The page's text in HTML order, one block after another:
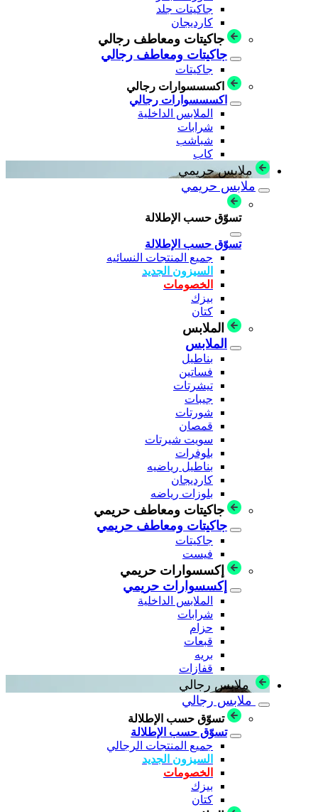
جاكيتات جلد
كارديجان
جاكيتات ومعاطف رجالي
جاكيتات ومعاطف رجالي
جاكيتات
اكسسسوارات رجالي
اكسسسوارات رجالي
الملابس الداخلية
شرابات
شباشب
كاب
ملابس حريمي
ملابس حريمي
تسوّق حسب الإطلالة
تسوّق حسب الإطلالة
جميع المنتجات النسائيه
السيزون الجديد
الخصومات
بيزك
كتان
الملابس
الملابس
بناطيل
فساتين
تيشرتات
جيبات
شورتات
قمصان
سويت شيرتات
بلوفرات
بناطيل رياضيه
كارديجان
بلوزات رياضه
جاكيتات ومعاطف حريمي
جاكيتات ومعاطف حريمي
جاكيتات
فيست
إكسسوارات حريمي
إكسسوارات حريمي
الملابس الداخلية
شرابات
حزام
قبعات
بريه
قفازات
ملابس رجالي
ملابس رجالي
تسوّق حسب الإطلالة
تسوّق حسب الإطلالة
جميع المنتجات الرجالي
السيزون الجديد
الخصومات
بيزك
كتان